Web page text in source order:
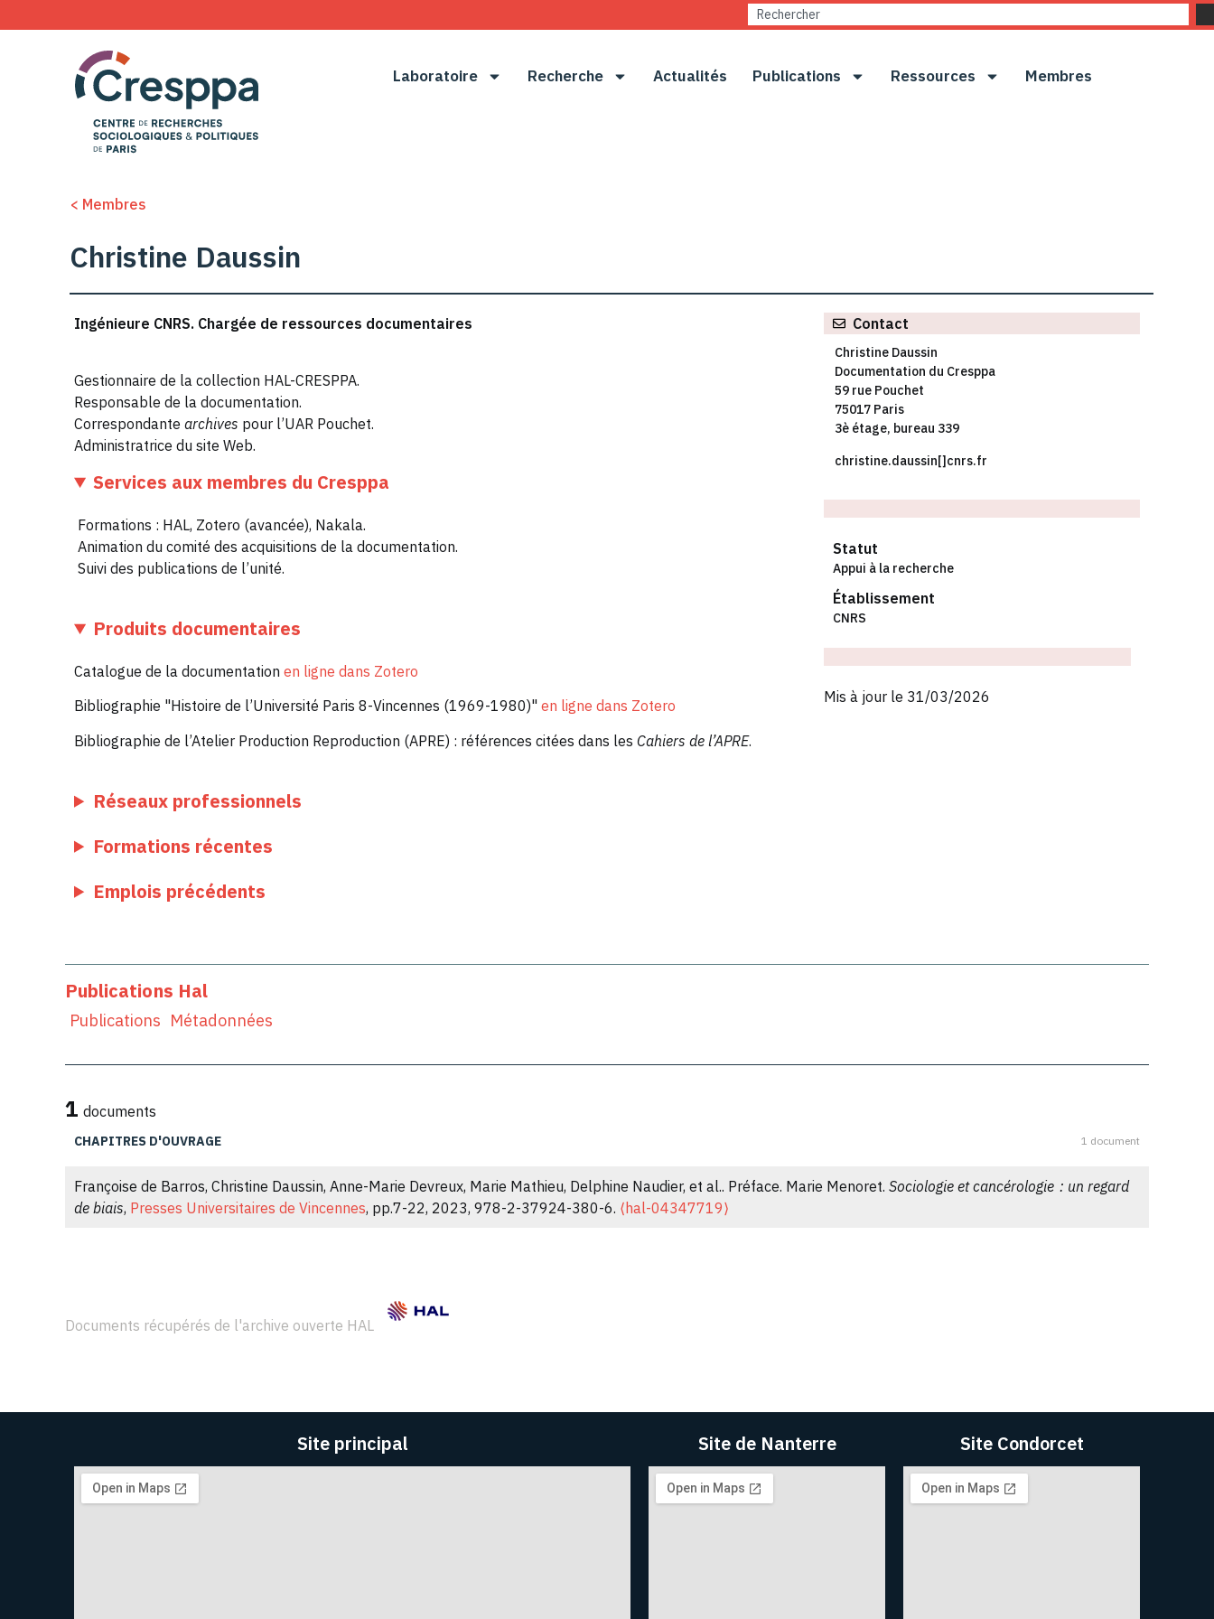
Laboratoire Recherche Actualités Publications Ressources Membres
< Membres
Christine Daussin
Ingénieure CNRS. Chargée de ressources documentaires
Gestionnaire de la collection HAL-CRESPPA.
Responsable de la documentation.
Correspondante archives pour l’UAR Pouchet.
Administratrice du site Web.
Services aux membres du Cresppa
Formations : HAL, Zotero (avancée), Nakala.
Animation du comité des acquisitions de la documentation.
Suivi des publications de l’unité.
Produits documentaires
Catalogue de la documentation en ligne dans Zotero
Bibliographie "Histoire de l’Université Paris 8-Vincennes (1969-1980)" en ligne dans Zotero
Bibliographie de l’Atelier Production Reproduction (APRE) : références citées dans les Cahiers de l’APRE.
Réseaux professionnels
Formations récentes
Emplois précédents
Contact
Christine Daussin
Documentation du Cresppa
59 rue Pouchet
75017 Paris
3è étage, bureau 339
christine.daussin[]cnrs.fr
Statut
Appui à la recherche
Établissement
CNRS
Mis à jour le 31/03/2026
Publications Hal
Publications Métadonnées
1 documents
CHAPITRES D'OUVRAGE 1 document
Françoise de Barros, Christine Daussin, Anne-Marie Devreux, Marie Mathieu, Delphine Naudier, et al.. Préface. Marie Menoret. Sociologie et cancérologie : un regard
de biais, Presses Universitaires de Vincennes, pp.7-22, 2023, 978-2-37924-380-6. ⟨hal-04347719⟩
Documents récupérés de l'archive ouverte HAL
Site principal Site de Nanterre Site Condorcet